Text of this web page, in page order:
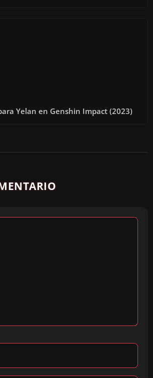
Yelan en Genshin Impact (2023)